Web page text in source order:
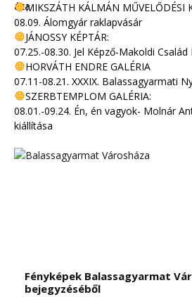
MIKSZÁTH KÁLMÁN MŰVELŐDÉSI
08.09. Álomgyár raklapvásár
JÁNOSSY KÉPTÁR:
07.25.-08.30. Jel Képző-Makoldi Család
HORVÁTH ENDRE GALÉRIA
07.11-08.21. XXXIX. Balassagyarmati
SZERBTEMPLOM GALÉRIA:
08.01.-09.24. Én, én vagyok- Molnár
kiállítása
Fényképek Balassagyarmat
bejegyzéséből